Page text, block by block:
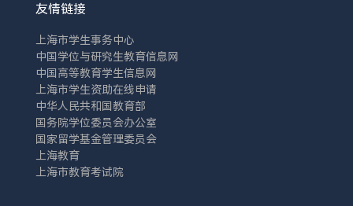
友情链接
上海市学生事务中心
中国学位与研究生教育信息网
中国高等教育学生信息网
上海市学生资助在线申请
中华人民共和国教育部
国务院学位委员会办公室
国家留学基金管理委员会
上海教育
上海市教育考试院